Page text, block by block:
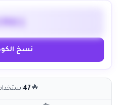
نسخ
🔥
47